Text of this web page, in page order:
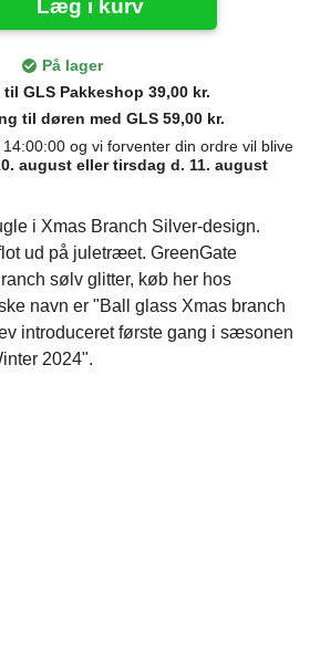
Læg i kurv
På lager
GLS Pakkeshop 39,00 kr.
til døren med GLS 59,00 kr.
og vi forventer din ordre vil blive
august eller tirsdag d. 11. august
i Xmas Branch Silver-design.
ud på juletræet. GreenGate
sølv glitter, køb her hos
navn er "Ball glass Xmas branch
introduceret første gang i sæsonen
2024".